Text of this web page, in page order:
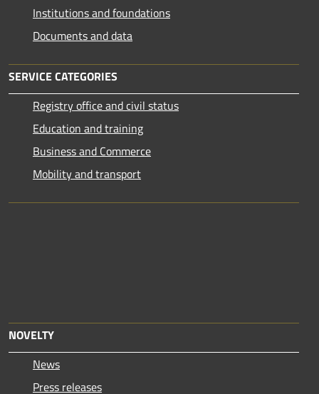
Institutions and foundations
Documents and data
SERVICE CATEGORIES
Registry office and civil status
Education and training
Business and Commerce
Mobility and transport
NOVELTY
News
Press releases